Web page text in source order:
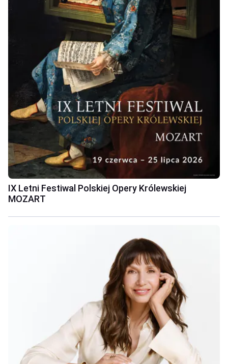
IX Letni Festiwal Polskiej Opery Królewskiej
MOZART